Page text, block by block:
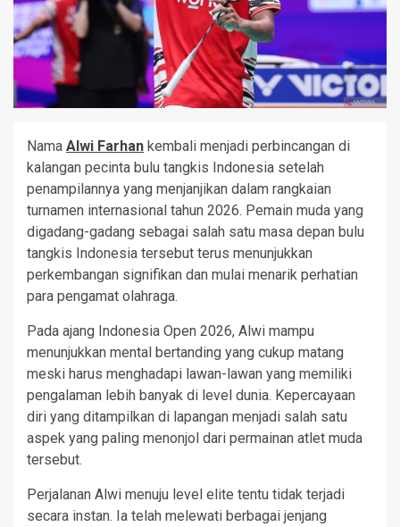
Nama Alwi Farhan kembali menjadi perbincangan di
kalangan pecinta bulu tangkis Indonesia setelah
penampilannya yang menjanjikan dalam rangkaian
turnamen internasional tahun 2026. Pemain muda yang
digadang-gadang sebagai salah satu masa depan bulu
tangkis Indonesia tersebut terus menunjukkan
perkembangan signifikan dan mulai menarik perhatian
para pengamat olahraga.
Pada ajang Indonesia Open 2026, Alwi mampu
menunjukkan mental bertanding yang cukup matang
meski harus menghadapi lawan-lawan yang memiliki
pengalaman lebih banyak di level dunia. Kepercayaan
diri yang ditampilkan di lapangan menjadi salah satu
aspek yang paling menonjol dari permainan atlet muda
tersebut.
Perjalanan Alwi menuju level elite tentu tidak terjadi
secara instan. Ia telah melewati berbagai jenjang